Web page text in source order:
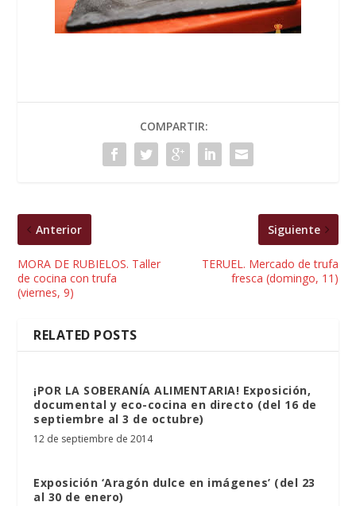
COMPARTIR:
Anterior
MORA DE RUBIELOS. Taller
de cocina con trufa
(viernes, 9)
Siguiente
TERUEL. Mercado de trufa
fresca (domingo, 11)
RELATED POSTS
¡POR LA SOBERANÍA ALIMENTARIA! Exposición,
documental y eco-cocina en directo (del 16 de
septiembre al 3 de octubre)
12 de septiembre de 2014
Exposición ‘Aragón dulce en imágenes’ (del 23
al 30 de enero)